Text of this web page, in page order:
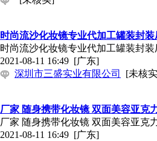
时尚流沙化妆镜专业代加工罐装封
时尚流沙化妆镜专业代加工罐装封
2021-08-11 16:49 [广东]
深圳市三盛实业有限公司
[未核
厂家 随身携带化妆镜 双面美容亚克
厂家 随身携带化妆镜 双面美容亚克
2021-08-11 16:49 [广东]